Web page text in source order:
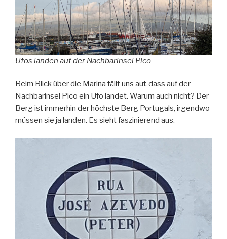
Ufos landen auf der Nachbarinsel Pico
Beim Blick über die Marina fällt uns auf, dass auf der
Nachbarinsel Pico ein Ufo landet. Warum auch nicht? Der
Berg ist immerhin der höchste Berg Portugals, irgendwo
müssen sie ja landen. Es sieht faszinierend aus.